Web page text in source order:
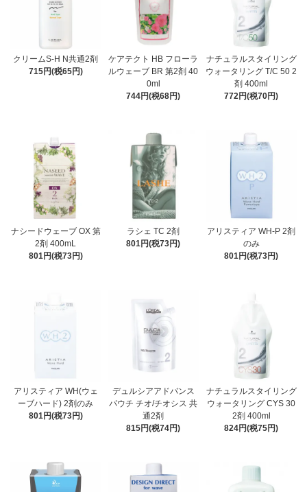
クリームS-H N共通2剤
715円(税65円)
ケアテクト HB フローラ
ルウェーブ BR 第2剤 40
0ml
744円(税68円)
ナチュラルスタイリング
ウォータリング T/C 50 2
剤 400ml
772円(税70円)
ナシードウェーブ OX 第
2剤 400mL
801円(税73円)
ラシェ TC 2剤
801円(税73円)
アリスティア WH-P 2剤
のみ
801円(税73円)
アリスティア WH(ウェ
ーブハード) 2剤のみ
801円(税73円)
デュルシアアドバンス
パウチ チオ/チオシス 共
通2剤
815円(税74円)
ナチュラルスタイリング
ウォータリング CYS 30
2剤 400ml
824円(税75円)